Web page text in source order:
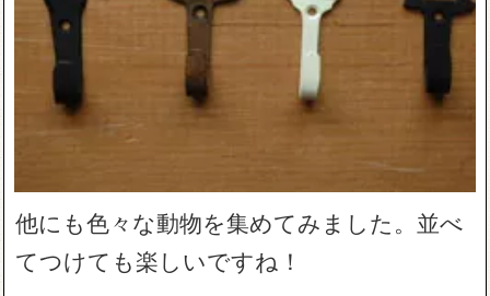
他にも色々な動物を集めてみました。並べ
てつけても楽しいですね！